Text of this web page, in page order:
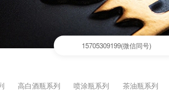
15705309199(微信同号)
高白酒瓶系列 喷涂瓶系列 茶油瓶系列